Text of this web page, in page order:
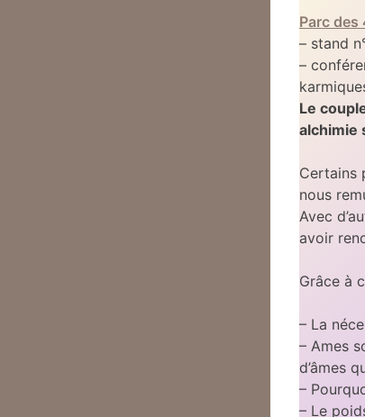
Parc des
– stand
–
Le
alchimie
Certains
nous
Avec
avoir
Grâce à
– La
– Ames
d’âmes
–
– Le